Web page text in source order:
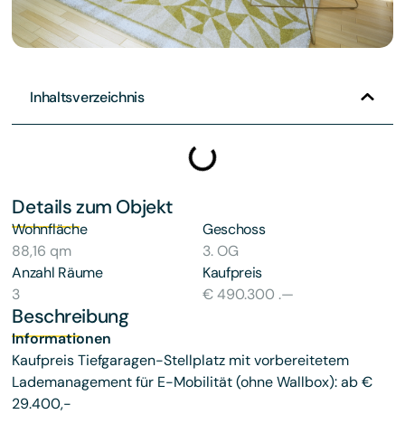
Inhaltsverzeichnis
Details zum Objekt
Wohnfläche
88,16 qm
Geschoss
3. OG
Anzahl Räume
3
Kaufpreis
€ 490.300 .—
Beschreibung
Informationen
Kaufpreis Tiefgaragen-Stellplatz mit vorbereitetem
Lademanagement für E-Mobilität (ohne Wallbox): ab €
29.400,-